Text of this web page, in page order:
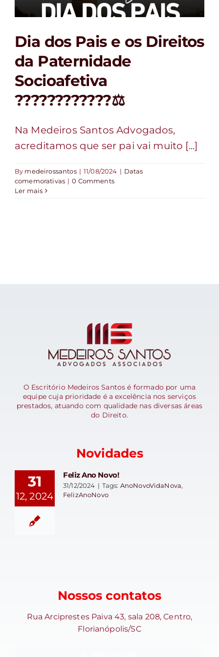
Dia dos Pais e os Direitos
da Paternidade
Socioafetiva
????‍????‍????⚖️
Na Medeiros Santos Advogados,
acreditamos que ser pai vai muito [...]
By medeirossantos | 11/08/2024 | Datas
comemorativas | 0 Comments
Ler mais
O Escritório Medeiros Santos é formado por uma
equipe cuja prioridade é a excelência nos serviços
prestados, atuando com qualidade nas diversas áreas
do Direito.
Novidades
31
12, 2024
Feliz Ano Novo!
31/12/2024 | Tags: AnoNovoVidaNova,
FelizAnoNovo
Nossos contatos
Rua Arciprestes Paiva 43, sala 208, Centro,
Florianópolis/SC